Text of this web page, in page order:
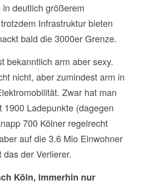
deutlich größerem
Infrastruktur bieten
bald die 3000er Grenze.
bekanntlich arm aber sexy.
nicht, aber zumindest arm in
Zwar hat man
1900 Ladepunkte (dagegen
700 Kölner regelrecht
auf die 3.6 Mio Einwohner
das der Verlierer.
Köln, immerhin nur